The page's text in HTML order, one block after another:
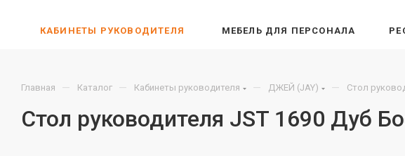
КАБИНЕТЫ РУКОВОДИТЕЛЯ МЕБЕЛЬ ДЛЯ ПЕРСОНАЛА
Главная — Каталог — Кабинеты руководителя — ДЖЕЙ (JAY) — Стол
Стол руководителя JST 1690 Дуб